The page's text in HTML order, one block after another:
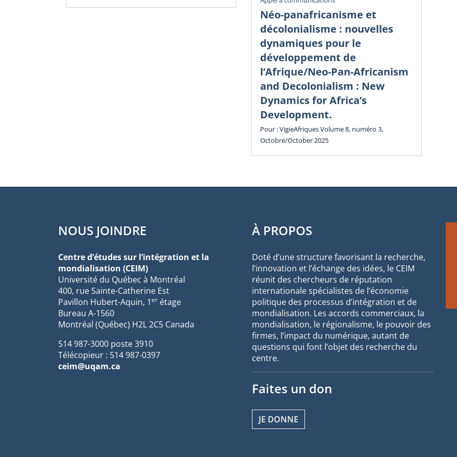
Néo-panafricanisme et
décolonialisme : nouvelles
dynamiques pour le
développement de
l’Afrique/Neo-Pan-Africanism
and Decolonialism : New
Dynamics for Africa’s
Development.
Pour : VigieAfriques Volume 8, numéro 3,
Octobre/October 2025
NOUS JOINDRE
Centre d’études sur l’intégration et la
mondialisation (CEIM)
Université du Québec à Montréal
400, rue Sainte-Catherine Est
Pavillon Hubert-Aquin, 1er étage
Bureau A-1560
Montréal (Québec) H2L 2C5 Canada
514 987-3000 poste 3910
Télécopieur : 514 987-0397
ceim@uqam.ca
À PROPOS
Doté d’une structure favorisant la recherche,
l’innovation et l’échange des idées, le CEIM
réunit des chercheurs de réputation
internationale spécialistes de l’économie
politique des processus d’intégration et de
mondialisation. Les accords commerciaux, la
mondialisation, le régionalisme, le pouvoir des
firmes, l’impact du numérique, autant de
questions qui font l’objet des recherche du
centre.
Faites un don
JE DONNE